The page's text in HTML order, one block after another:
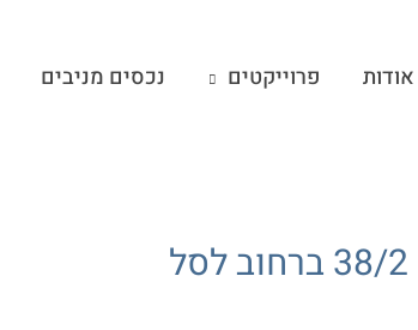
אודות פרוייקטים נכסים מניבים